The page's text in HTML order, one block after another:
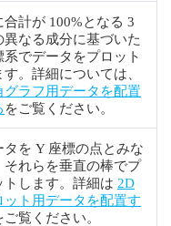
合計が 100%となる 3
異なる成分に基づいた
系でデータをプロット
す。詳細については、
グラフ用データを配置
をご覧ください。
タを Y 座標の点とみな
それらを垂直の棒でプ
トします。詳細は 2D
ット用データを配置す
ご覧ください。